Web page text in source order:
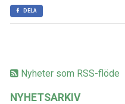
Nyheter som RSS-flöde
NYHETSARKIV
DELA